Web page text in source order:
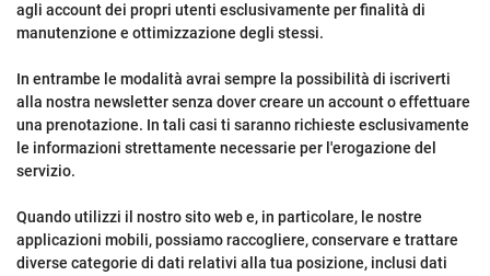
agli account dei propri utenti esclusivamente per finalità di
manutenzione e ottimizzazione degli stessi.
In entrambe le modalità avrai sempre la possibilità di iscriverti
alla nostra newsletter senza dover creare un account o effettuare
una prenotazione. In tali casi ti saranno richieste esclusivamente
le informazioni strettamente necessarie per l'erogazione del
servizio.
Quando utilizzi il nostro sito web e, in particolare, le nostre
applicazioni mobili, possiamo raccogliere, conservare e trattare
diverse categorie di dati relativi alla tua posizione, inclusi dati